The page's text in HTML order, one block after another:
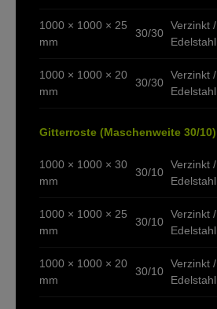
1000 × 1000 × 25
mm
30/30
Verzinkt /
Edelstahl
1000 × 1000 × 20
mm
30/30
Verzinkt /
Edelstahl
Gitterroste (Maschenweite 30/10)
1000 × 1000 × 30
mm
30/10
Verzinkt /
Edelstahl
1000 × 1000 × 25
mm
30/10
Verzinkt /
Edelstahl
1000 × 1000 × 20
mm
30/10
Verzinkt /
Edelstahl